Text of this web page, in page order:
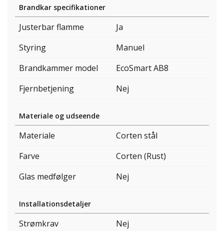
Brandkar specifikationer
Justerbar flamme
Ja
Styring
Manuel
Brandkammer model
EcoSmart AB8
Fjernbetjening
Nej
Materiale og udseende
Materiale
Corten stål
Farve
Corten (Rust)
Glas medfølger
Nej
Installationsdetaljer
Strømkrav Nej